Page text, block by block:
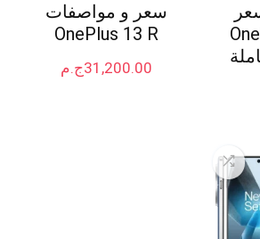
سعر و مواصفات
OnePlus 13 R
ج.م31,200.00